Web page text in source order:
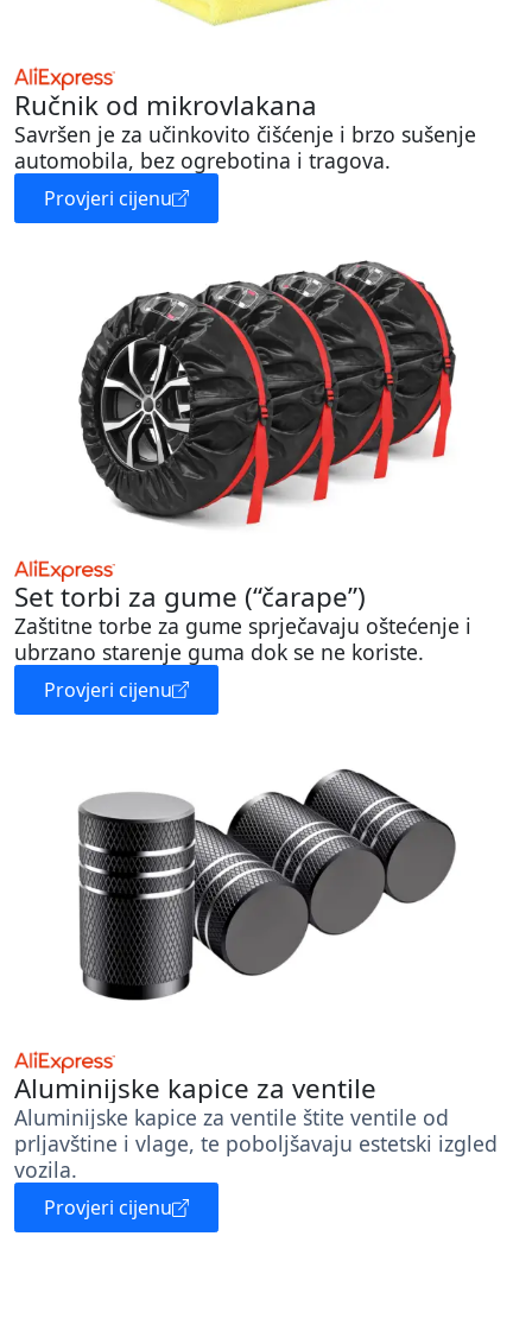
Ručnik od mikrovlakana
Savršen je za učinkovito čišćenje i brzo sušenje
automobila, bez ogrebotina i tragova.
Provjeri cijenu
Set torbi za gume (“čarape”)
Zaštitne torbe za gume sprječavaju oštećenje i
ubrzano starenje guma dok se ne koriste.
Provjeri cijenu
Aluminijske kapice za ventile
Aluminijske kapice za ventile štite ventile od
prljavštine i vlage, te poboljšavaju estetski izgled
vozila.
Provjeri cijenu